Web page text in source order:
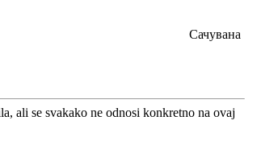
Сачувана
ali se svakako ne odnosi konkretno na ovaj